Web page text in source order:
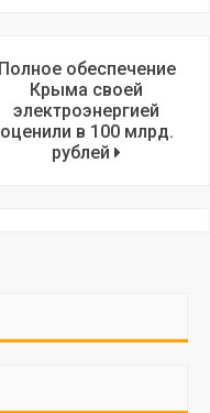
Полное обеспечение
Крыма своей
электроэнергией
оценили в 100 млрд.
рублей